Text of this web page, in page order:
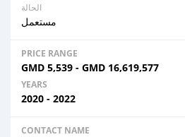
الحالة
مستعمل
PRICE RANGE
GMD 5,539 - GMD 16,619,577
YEARS
2020 - 2022
CONTACT NAME